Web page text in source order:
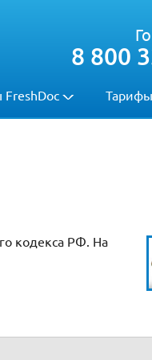
Тарифы
8 800
кодекса РФ. На